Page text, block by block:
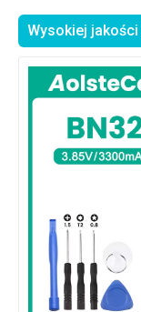
Wysokiej